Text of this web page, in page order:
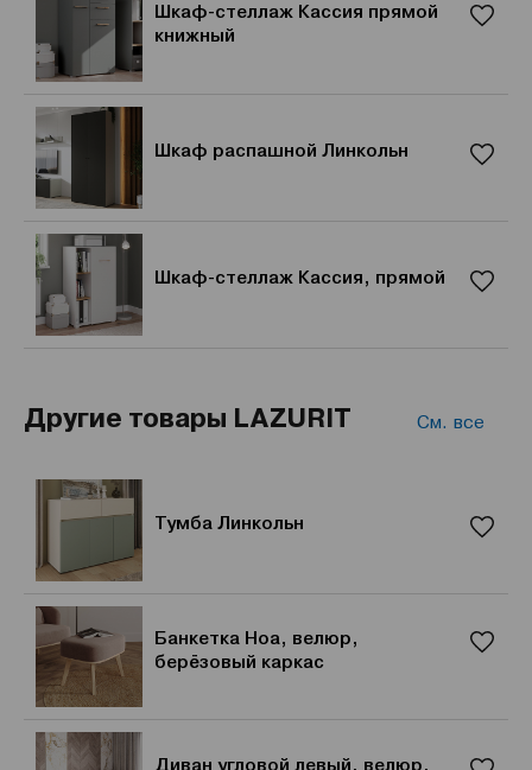
Шкаф-стеллаж Кассия прямой
книжный
Шкаф распашной Линкольн
Шкаф-стеллаж Кассия, прямой
Другие товары LAZURIT См. все
Тумба Линкольн
Банкетка Ноа, велюр,
берёзовый каркас
Диван угловой левый, велюр,